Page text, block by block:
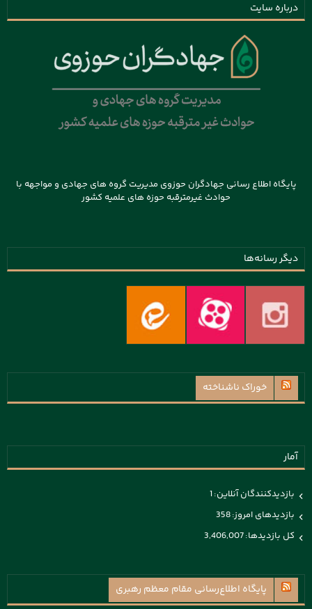
درباره سایت
پایگاه اطلاع رسانی جهادگران حوزوی مدیریت گروه های جهادی و مواجهه با
حوادث غیرمترقبه حوزه های علمیه کشور
دیگر رسانه‌ها
خوراک ناشناخته
آمار
بازدیدکنندگان آنلاین:1
بازدیدهای امروز:358
کل بازدیدها:3,406,007
پايگاه اطلاع‌رسانی مقام معظم رهبری